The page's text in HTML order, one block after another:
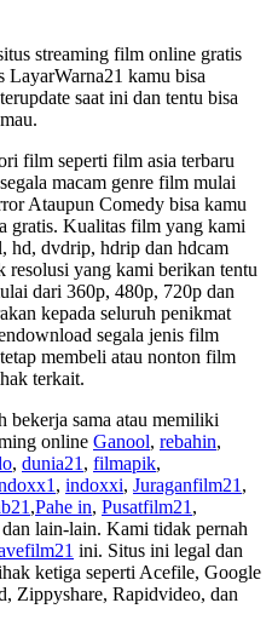
streaming film online gratis
kamu bisa
saat ini dan tentu bisa
film seperti film asia terbaru
macam genre film mulai
Ataupun Comedy bisa kamu
gratis. Kualitas film yang kami
hd, dvdrip, hdrip dan hdcam
yang kami berikan tentu
dari 360p, 480p, 720p dan
kepada seluruh penikmat
segala jenis film
membeli atau nonton film
terkait.
bekerja sama atau memiliki
online Ganool, rebahin,
, dunia21 , filmapik,
, indoxxi, Juraganfilm21 ,
,Pahe in, Pusatfilm21 ,
dan lain-lain. Kami tidak pernah
ini. Situs ini legal dan
ketiga seperti Acefile, Google
Zippyshare, Rapidvideo, dan